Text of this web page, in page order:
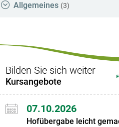
Allgemeines (3)
Bilden Sie sich weiter
Kursangebote
07.10.2026
Hofübergabe leicht